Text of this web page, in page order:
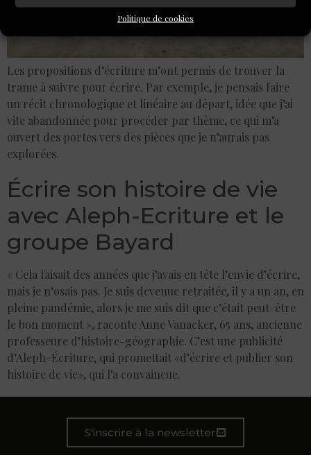
Politique de cookies
Les propositions d’écriture m’ont permis de trouver la
trame à suivre pour écrire. Par exemple, je pensais faire
un récit chronologique et linéaire au départ, idée que j’ai
vite abandonnée pour procéder par thème, ce qui m’a
ouvert des portes vers des pièces que je n’aurais pas
explorées.
Écrire son histoire de vie
avec Aleph-Ecriture et le
groupe Bayard
« Cela faisait des années que j’avais en tête l’envie d’écrire,
mais je n’osais pas. Je suis devenue retraitée, il y a un an, en
pleine pandémie, alors je me suis dit que c’était peut-être
le bon moment », raconte Anne Vanacker, 65 ans, ancienne
professeure d’histoire-géographie. C’est une publicité
d’Aleph-Écriture, qui promettait «d’écrire et publier son
histoire de vie», qui l’a convaincue.
S'inscrire à la newsletter